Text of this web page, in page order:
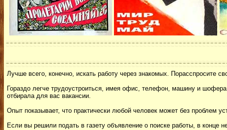
Лучше всего, конечно, искать работу через знакомых. Порасспросите
Гораздо легче трудоустроиться, имея офис, телефон, машину и
отбирала для вас вакансии.
Опыт показывает, что практически любой человек может без проблем
Если вы решили подать в газету объявление о поиске работы, в конце